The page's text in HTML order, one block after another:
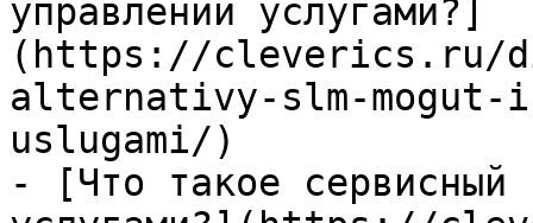
управлении услугами?]
(https://cleverics.ru/
alternativy-slm-
uslugami/)
- [Что такое сервисный